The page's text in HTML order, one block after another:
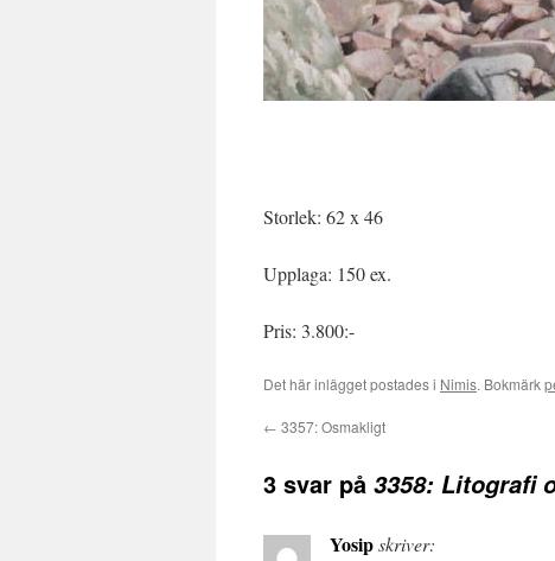
Storlek: 62 x 46
Upplaga: 150 ex.
Pris: 3.800:-
Det här inlägget postades i Nimis. Bokmärk
← 3357: Osmakligt
3 svar på 3358: Litografi
Yosipskriver: